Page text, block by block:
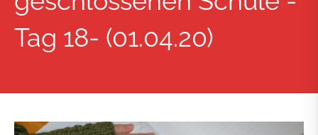
Tag 18- (01.04.20)